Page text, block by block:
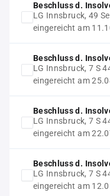
Beschluss d.
LG Innsbruck, 49
eingereicht am
Beschluss d.
LG Innsbruck, 7 S
eingereicht am
Beschluss d.
LG Innsbruck, 7 S
eingereicht am
Beschluss d.
LG Innsbruck, 7 S
eingereicht am